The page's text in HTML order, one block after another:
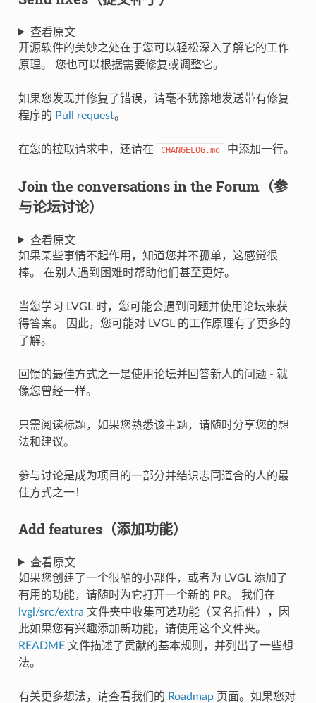
查看原文
开源软件的美妙之处在于您可以轻松深入了解它的工作
原理。 您也可以根据需要修复或调整它。
如果您发现并修复了错误，请毫不犹豫地发送带有修复
程序的 Pull request。
在您的拉取请求中，还请在 CHANGELOG.md 中添加一行。
Join the conversations in the Forum（参
与论坛讨论）
查看原文
如果某些事情不起作用，知道您并不孤单，这感觉很
棒。 在别人遇到困难时帮助他们甚至更好。
当您学习 LVGL 时，您可能会遇到问题并使用论坛来获
得答案。 因此，您可能对 LVGL 的工作原理有了更多的
了解。
回馈的最佳方式之一是使用论坛并回答新人的问题 - 就
像您曾经一样。
只需阅读标题，如果您熟悉该主题，请随时分享您的想
法和建议。
参与讨论是成为项目的一部分并结识志同道合的人的最
佳方式之一！
Add features（添加功能）
查看原文
如果您创建了一个很酷的小部件，或者为 LVGL 添加了
有用的功能，请随时为它打开一个新的 PR。 我们在
lvgl/src/extra 文件夹中收集可选功能（又名插件），因
此如果您有兴趣添加新功能，请使用这个文件夹。
README文件描述了贡献的基本规则，并列出了一些想
法。
有关更多想法，请查看我们的 Roadmap页面。如果您对